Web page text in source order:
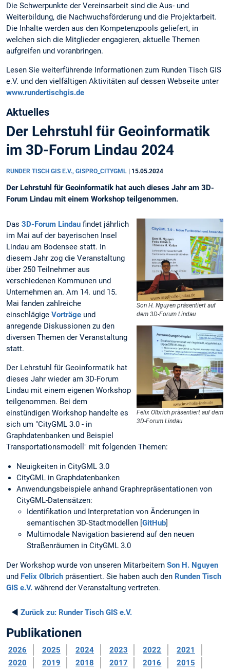
Die Schwerpunkte der Vereinsarbeit sind die Aus- und
Weiterbildung, die Nachwuchsförderung und die Projektarbeit.
Die Inhalte werden aus den Kompetenzpools geliefert, in
welchen sich die Mitglieder engagieren, aktuelle Themen
aufgreifen und voranbringen.
Lesen Sie weiterführende Informationen zum Runden Tisch GIS
e.V. und den vielfältigen Aktivitäten auf dessen Webseite unter
www.rundertischgis.de
Aktuelles
Der Lehrstuhl für Geoinformatik
im 3D-Forum Lindau 2024
RUNDER TISCH GIS E.V., GISPRO_CITYGML 15.05.2024
Der Lehrstuhl für Geoinformatik hat auch dieses Jahr am 3D-
Forum Lindau mit einem Workshop teilgenommen.
Son H. Nguyen präsentiert auf
dem 3D-Forum Lindau
Felix Olbrich präsentiert auf dem
3D-Forum Lindau
Das 3D-Forum Lindau findet jährlich
im Mai auf der bayerischen Insel
Lindau am Bodensee statt. In
diesem Jahr zog die Veranstaltung
über 250 Teilnehmer aus
verschiedenen Kommunen und
Unternehmen an. Am 14. und 15.
Mai fanden zahlreiche
einschlägige Vorträge und
anregende Diskussionen zu den
diversen Themen der Veranstaltung
statt.
Der Lehrstuhl für Geoinformatik hat
dieses Jahr wieder am 3D-Forum
Lindau mit einem eigenen Workshop
teilgenommen. Bei dem
einstündigen Workshop handelte es
sich um "CityGML 3.0 - in
Graphdatenbanken und Beispiel
Transportationsmodell" mit folgenden Themen:
Neuigkeiten in CityGML 3.0
CityGML in Graphdatenbanken
Anwendungsbeispiele anhand Graphrepräsentationen von
CityGML-Datensätzen:
Identifikation und Interpretation von Änderungen in
semantischen 3D-Stadtmodellen [GitHub]
Multimodale Navigation basierend auf den neuen
Straßenräumen in CityGML 3.0
Der Workshop wurde von unseren Mitarbeitern Son H. Nguyen
und Felix Olbrich präsentiert. Sie haben auch den Runden Tisch
GIS e.V. während der Veranstaltung vertreten.
◄ Zurück zu: Runder Tisch GIS e.V.
Publikationen
2026 2025 2024 2023 2022
2021
2020
2019 2018 2017 2016
2015